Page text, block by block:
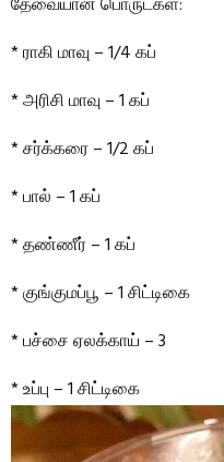
* ராகி மாவு – 1/4 கப்
* அரிசி மாவு – 1 கப்
* சர்க்கரை – 1/2 கப்
* பால் – 1 கப்
* தண்ணீர் – 1 கப்
* குங்குமப்பூ – 1 சிட்டிகை
* பச்சை ஏலக்காய் – 3
* உப்பு – 1 சிட்டிகை